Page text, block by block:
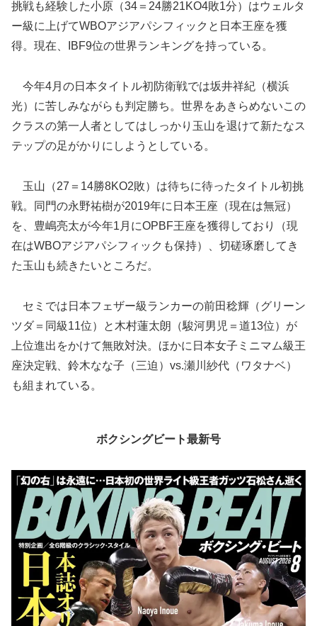
挑戦も経験した小原（34＝24勝21KO4敗1分）はウェルタ
ー級に上げてWBOアジアパシフィックと日本王座を獲
得。現在、IBF9位の世界ランキングを持っている。
今年4月の日本タイトル初防衛戦では坂井祥紀（横浜
光）に苦しみながらも判定勝ち。世界をあきらめないこの
クラスの第一人者としてはしっかり玉山を退けて新たなス
テップの足がかりにしようとしている。
玉山（27＝14勝8KO2敗）は待ちに待ったタイトル初挑
戦。同門の永野祐樹が2019年に日本王座（現在は無冠）
を、豊嶋亮太が今年1月にOPBF王座を獲得しており（現
在はWBOアジアパシフィックも保持）、切磋琢磨してき
た玉山も続きたいところだ。
セミでは日本フェザー級ランカーの前田稔輝（グリーン
ツダ＝同級11位）と木村蓮太朗（駿河男児＝道13位）が
上位進出をかけて無敗対決。ほかに日本女子ミニマム級王
座決定戦、鈴木なな子（三迫）vs.瀬川紗代（ワタナベ）
も組まれている。
ボクシングビート最新号